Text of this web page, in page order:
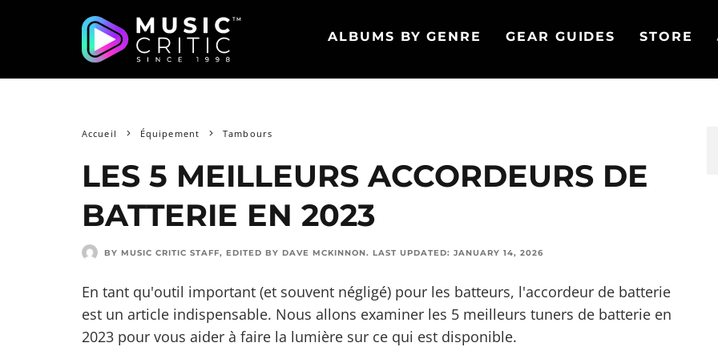
ALBUMS BY GENRE GEAR GUIDES STORE
Accueil Équipement Tambours
LES 5 MEILLEURS ACCORDEURS DE
BATTERIE EN 2023
BY MUSIC CRITIC STAFF, EDITED BY DAVE MCKINNON. LAST UPDATED: JANUARY 14, 2026
En tant qu'outil important (et souvent négligé) pour les batteurs, l'accordeur de batterie
est un article indispensable. Nous allons examiner les 5 meilleurs tuners de batterie en
2023 pour vous aider à faire la lumière sur ce qui est disponible.